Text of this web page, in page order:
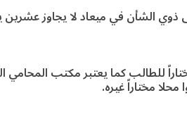
ذوي الشأن في ميعاد لا يجاوز عشرين
للطالب كما يعتبر مكتب
مختاراً غيره.